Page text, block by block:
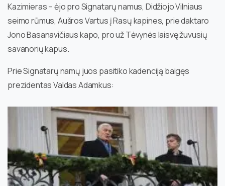
Kazimieras – ėjo pro Signatarų namus, Didžiojo Vilniaus
seimo rūmus, Aušros Vartus į Rasų kapines, prie daktaro
Jono Basanavičiaus kapo, pro už Tėvynės laisvę žuvusių
savanorių kapus.
Prie Signatarų namų juos pasitiko kadenciją baigęs
prezidentas Valdas Adamkus: